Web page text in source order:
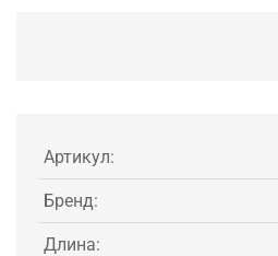
Артикул:
Бренд:
Длина: